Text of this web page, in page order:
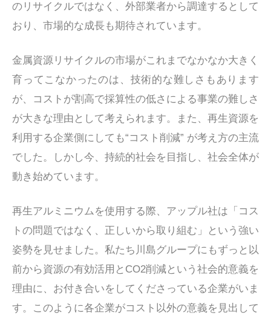
のリサイクルではなく、外部業者から調達するとして
おり、市場的な成長も期待されています。
金属資源リサイクルの市場がこれまでなかなか大きく
育ってこなかったのは、技術的な難しさもあります
が、コストが割高で採算性の低さによる事業の難しさ
が大きな理由として考えられます。また、再生資源を
利用する企業側にしても“コスト削減” が考え方の主流
でした。しかし今、持続的社会を目指し、社会全体が
動き始めています。
再生アルミニウムを使用する際、アップル社は「コス
トの問題ではなく、正しいから取り組む」という強い
姿勢を見せました。私たち川島グループにもずっと以
前から資源の有効活用とCO2削減という社会的意義を
理由に、お付き合いをしてくださっている企業がいま
す。このように各企業がコスト以外の意義を見出して